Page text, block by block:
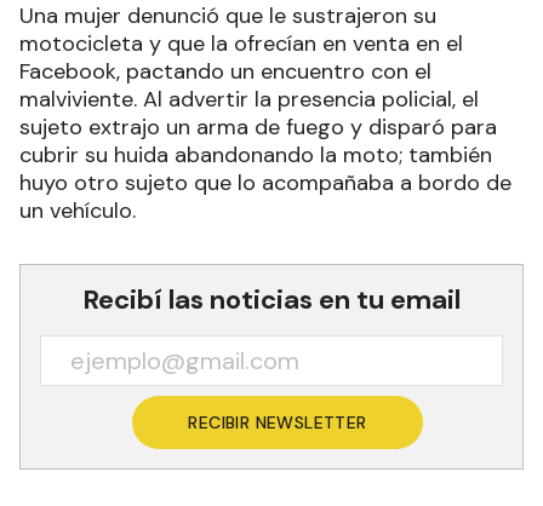
Una mujer denunció que le sustrajeron su
motocicleta y que la ofrecían en venta en el
Facebook, pactando un encuentro con el
malviviente. Al advertir la presencia policial, el
sujeto extrajo un arma de fuego y disparó para
cubrir su huida abandonando la moto; también
huyo otro sujeto que lo acompañaba a bordo de
un vehículo.
Recibí las noticias en tu email
RECIBIR NEWSLETTER